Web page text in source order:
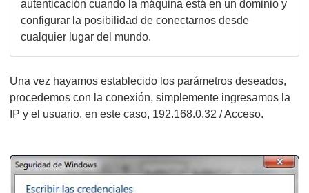
autenticación cuando la máquina está en un dominio y
configurar la posibilidad de conectarnos desde
cualquier lugar del mundo.
Una vez hayamos establecido los parámetros deseados,
procedemos con la conexión, simplemente ingresamos la
IP y el usuario, en este caso, 192.168.0.32 / Acceso.